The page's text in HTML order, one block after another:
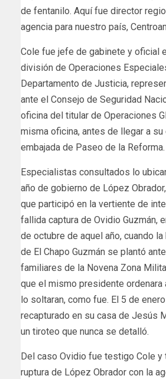
de fentanilo. Aquí fue director
agencia para nuestro país,
Cole fue jefe de gabinete y oficial
división de Operaciones
Departamento de Justicia,
ante el Consejo de Seguridad
oficina del titular de Operaciones
misma oficina, antes de llegar a su
embajada de Paseo de la Reforma.
Especialistas consultados lo
año de gobierno de López
que participó en la vertiente de
fallida captura de Ovidio Guzmán,
de octubre de aquel año, cuando
de El Chapo Guzmán se plantó
familiares de la Novena Zona
que el mismo presidente
lo soltaran, como fue. El 5 de
recapturado en su casa de Jesús
un tiroteo que nunca se detalló.
Del caso Ovidio fue testigo Cole y
ruptura de López Obrador con la